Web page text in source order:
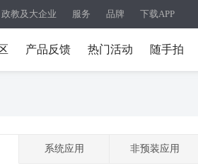
政教及大企业 服务 品牌 下载APP
产品反馈 热门活动 随手拍
系统应用 非预装应用